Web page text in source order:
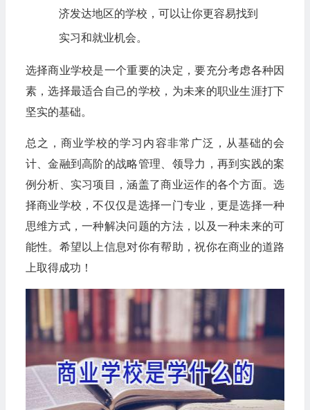
济发达地区的学校，可以让你更容易找到
实习和就业机会。
选择商业学校是一个重要的决定，要充分考虑各种因
素，选择最适合自己的学校，为未来的职业生涯打下
坚实的基础。
总之，商业学校的学习内容非常广泛，从基础的会
计、金融到高阶的战略管理、领导力，再到实践的案
例分析、实习项目，涵盖了商业运作的各个方面。选
择商业学校，不仅仅是选择一门专业，更是选择一种
思维方式，一种解决问题的方法，以及一种未来的可
能性。希望以上信息对你有帮助，祝你在商业的道路
上取得成功！